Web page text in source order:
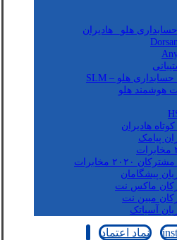
هلو_ هادیران
هوشمند هلو
هادیران
پیامک
۲۰۲۰ مخابرات
پیشگامان
ماکس نت
مبین نت
آسیاتک
نماد اعتماد